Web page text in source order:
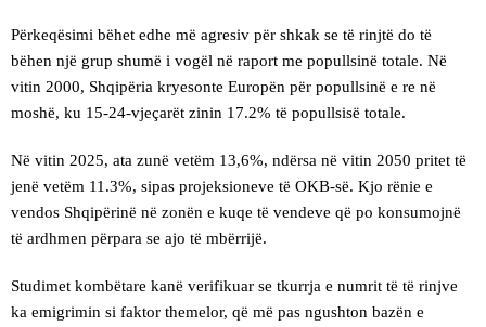
Përkeqësimi bëhet edhe më agresiv për shkak se të rinjtë do të
bëhen një grup shumë i vogël në raport me popullsinë totale. Në
vitin 2000, Shqipëria kryesonte Europën për popullsinë e re në
moshë, ku 15-24-vjeçarët zinin 17.2% të popullsisë totale.
Në vitin 2025, ata zunë vetëm 13,6%, ndërsa në vitin 2050 pritet të
jenë vetëm 11.3%, sipas projeksioneve të OKB-së. Kjo rënie e
vendos Shqipërinë në zonën e kuqe të vendeve që po konsumojnë
të ardhmen përpara se ajo të mbërrijë.
Studimet kombëtare kanë verifikuar se tkurrja e numrit të të rinjve
ka emigrimin si faktor themelor, që më pas ngushton bazën e